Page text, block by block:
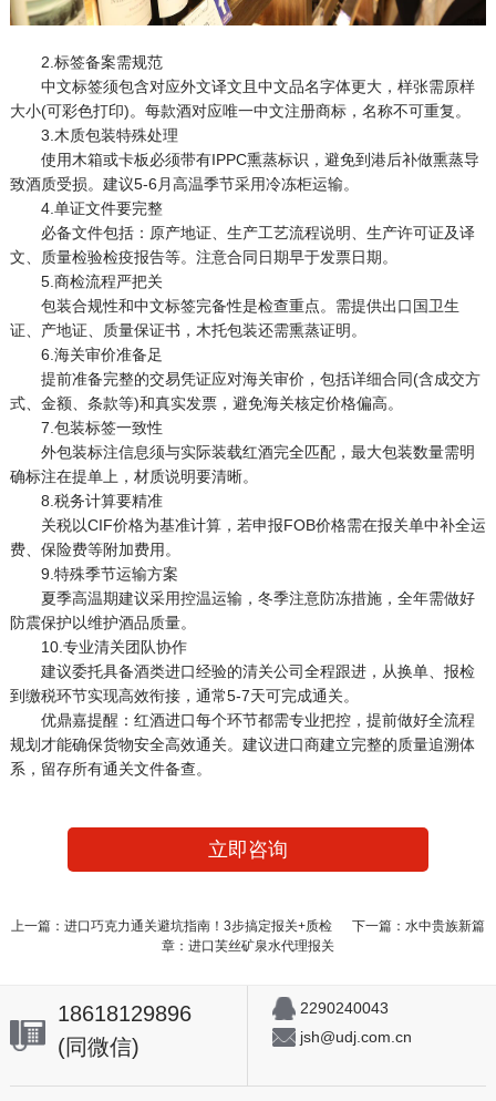
2.标签备案需规范
中文标签须包含对应外文译文且中文品名字体更大，样张需原样
大小(可彩色打印)。每款酒对应唯一中文注册商标，名称不可重复。
3.木质包装特殊处理
使用木箱或卡板必须带有IPPC熏蒸标识，避免到港后补做熏蒸导
致酒质受损。建议5-6月高温季节采用冷冻柜运输。
4.单证文件要完整
必备文件包括：原产地证、生产工艺流程说明、生产许可证及译
文、质量检验检疫报告等。注意合同日期早于发票日期。
5.商检流程严把关
包装合规性和中文标签完备性是检查重点。需提供出口国卫生
证、产地证、质量保证书，木托包装还需熏蒸证明。
6.海关审价准备足
提前准备完整的交易凭证应对海关审价，包括详细合同(含成交方
式、金额、条款等)和真实发票，避免海关核定价格偏高。
7.包装标签一致性
外包装标注信息须与实际装载红酒完全匹配，最大包装数量需明
确标注在提单上，材质说明要清晰。
8.税务计算要精准
关税以CIF价格为基准计算，若申报FOB价格需在报关单中补全运
费、保险费等附加费用。
9.特殊季节运输方案
夏季高温期建议采用控温运输，冬季注意防冻措施，全年需做好
防震保护以维护酒品质量。
10.专业清关团队协作
建议委托具备酒类进口经验的清关公司全程跟进，从换单、报检
到缴税环节实现高效衔接，通常5-7天可完成通关。
优鼎嘉提醒：红酒进口每个环节都需专业把控，提前做好全流程
规划才能确保货物安全高效通关。建议进口商建立完整的质量追溯体
系，留存所有通关文件备查。
立即咨询
上一篇：进口巧克力通关避坑指南！3步搞定报关+质检
下一篇：水中贵族新篇
章：进口芙丝矿泉水代理报关
18618129896
(同微信)
2290240043
jsh@udj.com.cn